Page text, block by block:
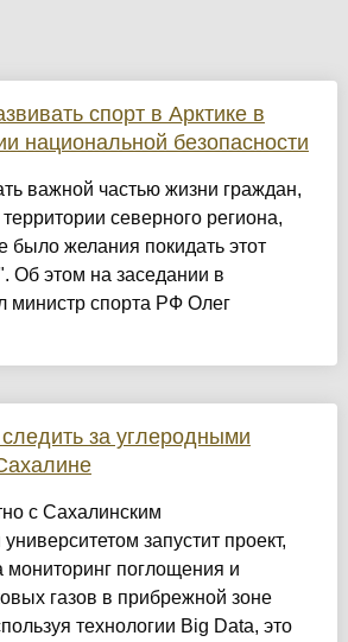
спорт в Арктике в
национальной безопасности
важной частью жизни граждан,
северного региона,
было желания покидать этот
Об этом на заседании в
министр спорта РФ Олег
за углеродными
с Сахалинским
запустит проект,
поглощения и
газов в прибрежной зоне
технологии Big Data, это